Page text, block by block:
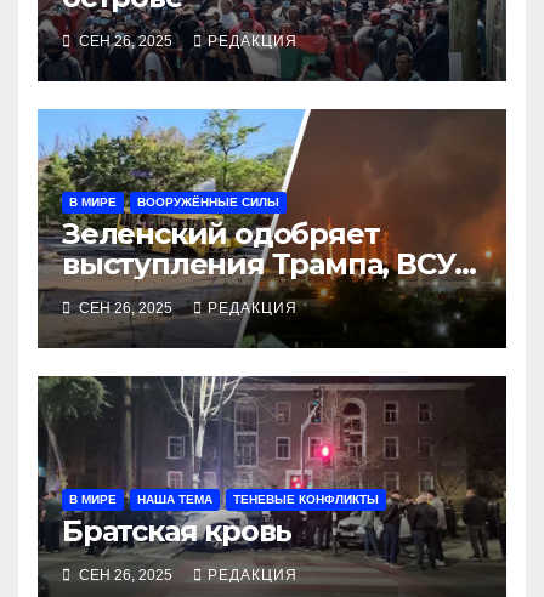
СЕН 26, 2025 РЕДАКЦИЯ
В МИРЕ ВООРУЖЁННЫЕ СИЛЫ
Зеленский одобряет
выступления Трампа, ВСУ
закрыли Добропольский
рубеж
СЕН 26, 2025 РЕДАКЦИЯ
В МИРЕ НАША ТЕМА ТЕНЕВЫЕ КОНФЛИКТЫ
Братская кровь
СЕН 26, 2025 РЕДАКЦИЯ